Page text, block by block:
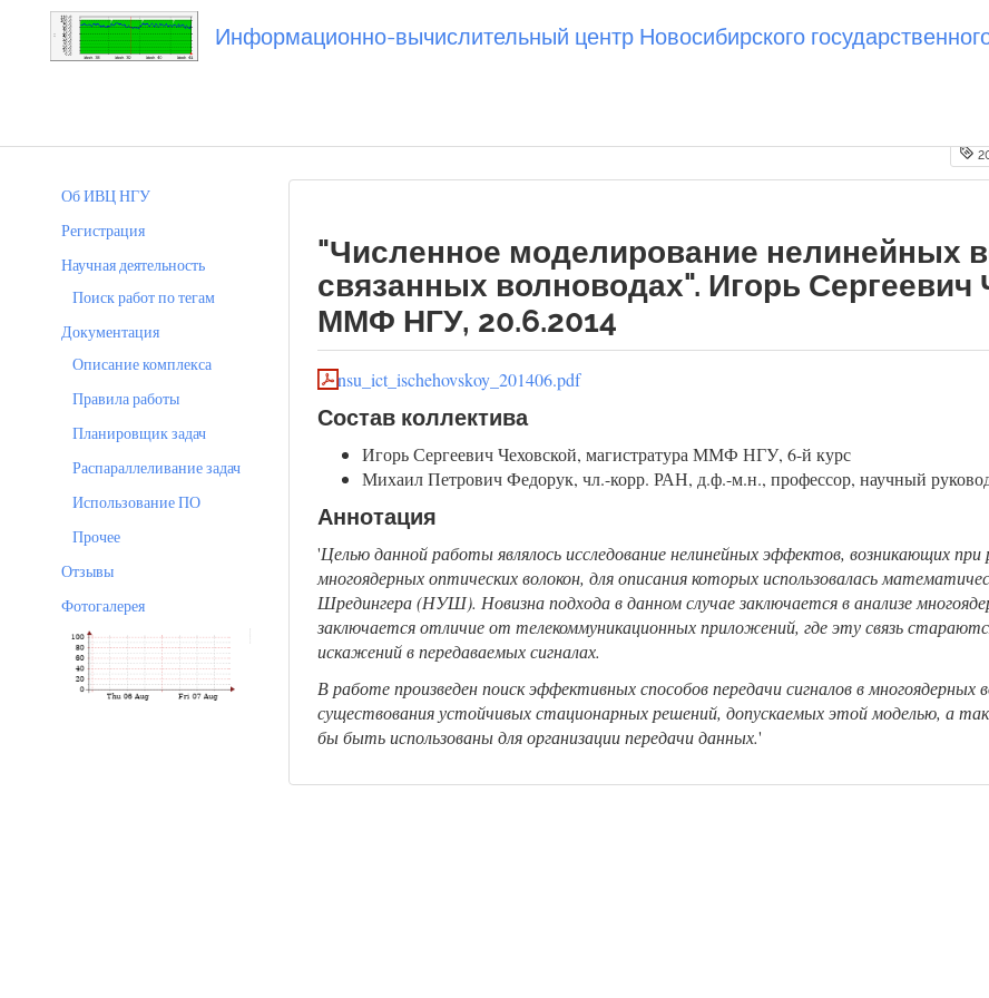
Информационно-вычислительный центр Новосибирского
Об ИВЦ НГУ
Регистрация
Научная деятельность
Поиск работ по тегам
Документация
Описание комплекса
Правила работы
Планировщик задач
Распараллеливание задач
Использование ПО
Прочее
Отзывы
Фотогалерея
"Численное моделирование нелинейных
связанных волноводах". Игорь Сергеевич
ММФ НГУ, 20.6.2014
nsu_ict_ischehovskoy_201406.pdf
Состав коллектива
Игорь Сергеевич Чеховской, магистратура ММФ НГУ, 6-й курс
Михаил Петрович Федорук, чл.-корр. РАН, д.ф.-м.н., профессор, научный
Аннотация
'Целью данной работы являлось исследование нелинейных эффектов, возникающих
многоядерных оптических волокон, для описания которых использовалась
Шредингера (НУШ). Новизна подхода в данном случае заключается в анализе
заключается отличие от телекоммуникационных приложений, где эту связь
искажений в передаваемых сигналах.
В работе произведен поиск эффективных способов передачи сигналов в
существования устойчивых стационарных решений, допускаемых этой моделью, а
бы быть использованы для организации передачи данных.'